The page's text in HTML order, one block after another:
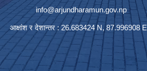
info@arjundharamun.gov.np
आक्षांश र देशान्तर : 26.683424 N, 87.996908 E